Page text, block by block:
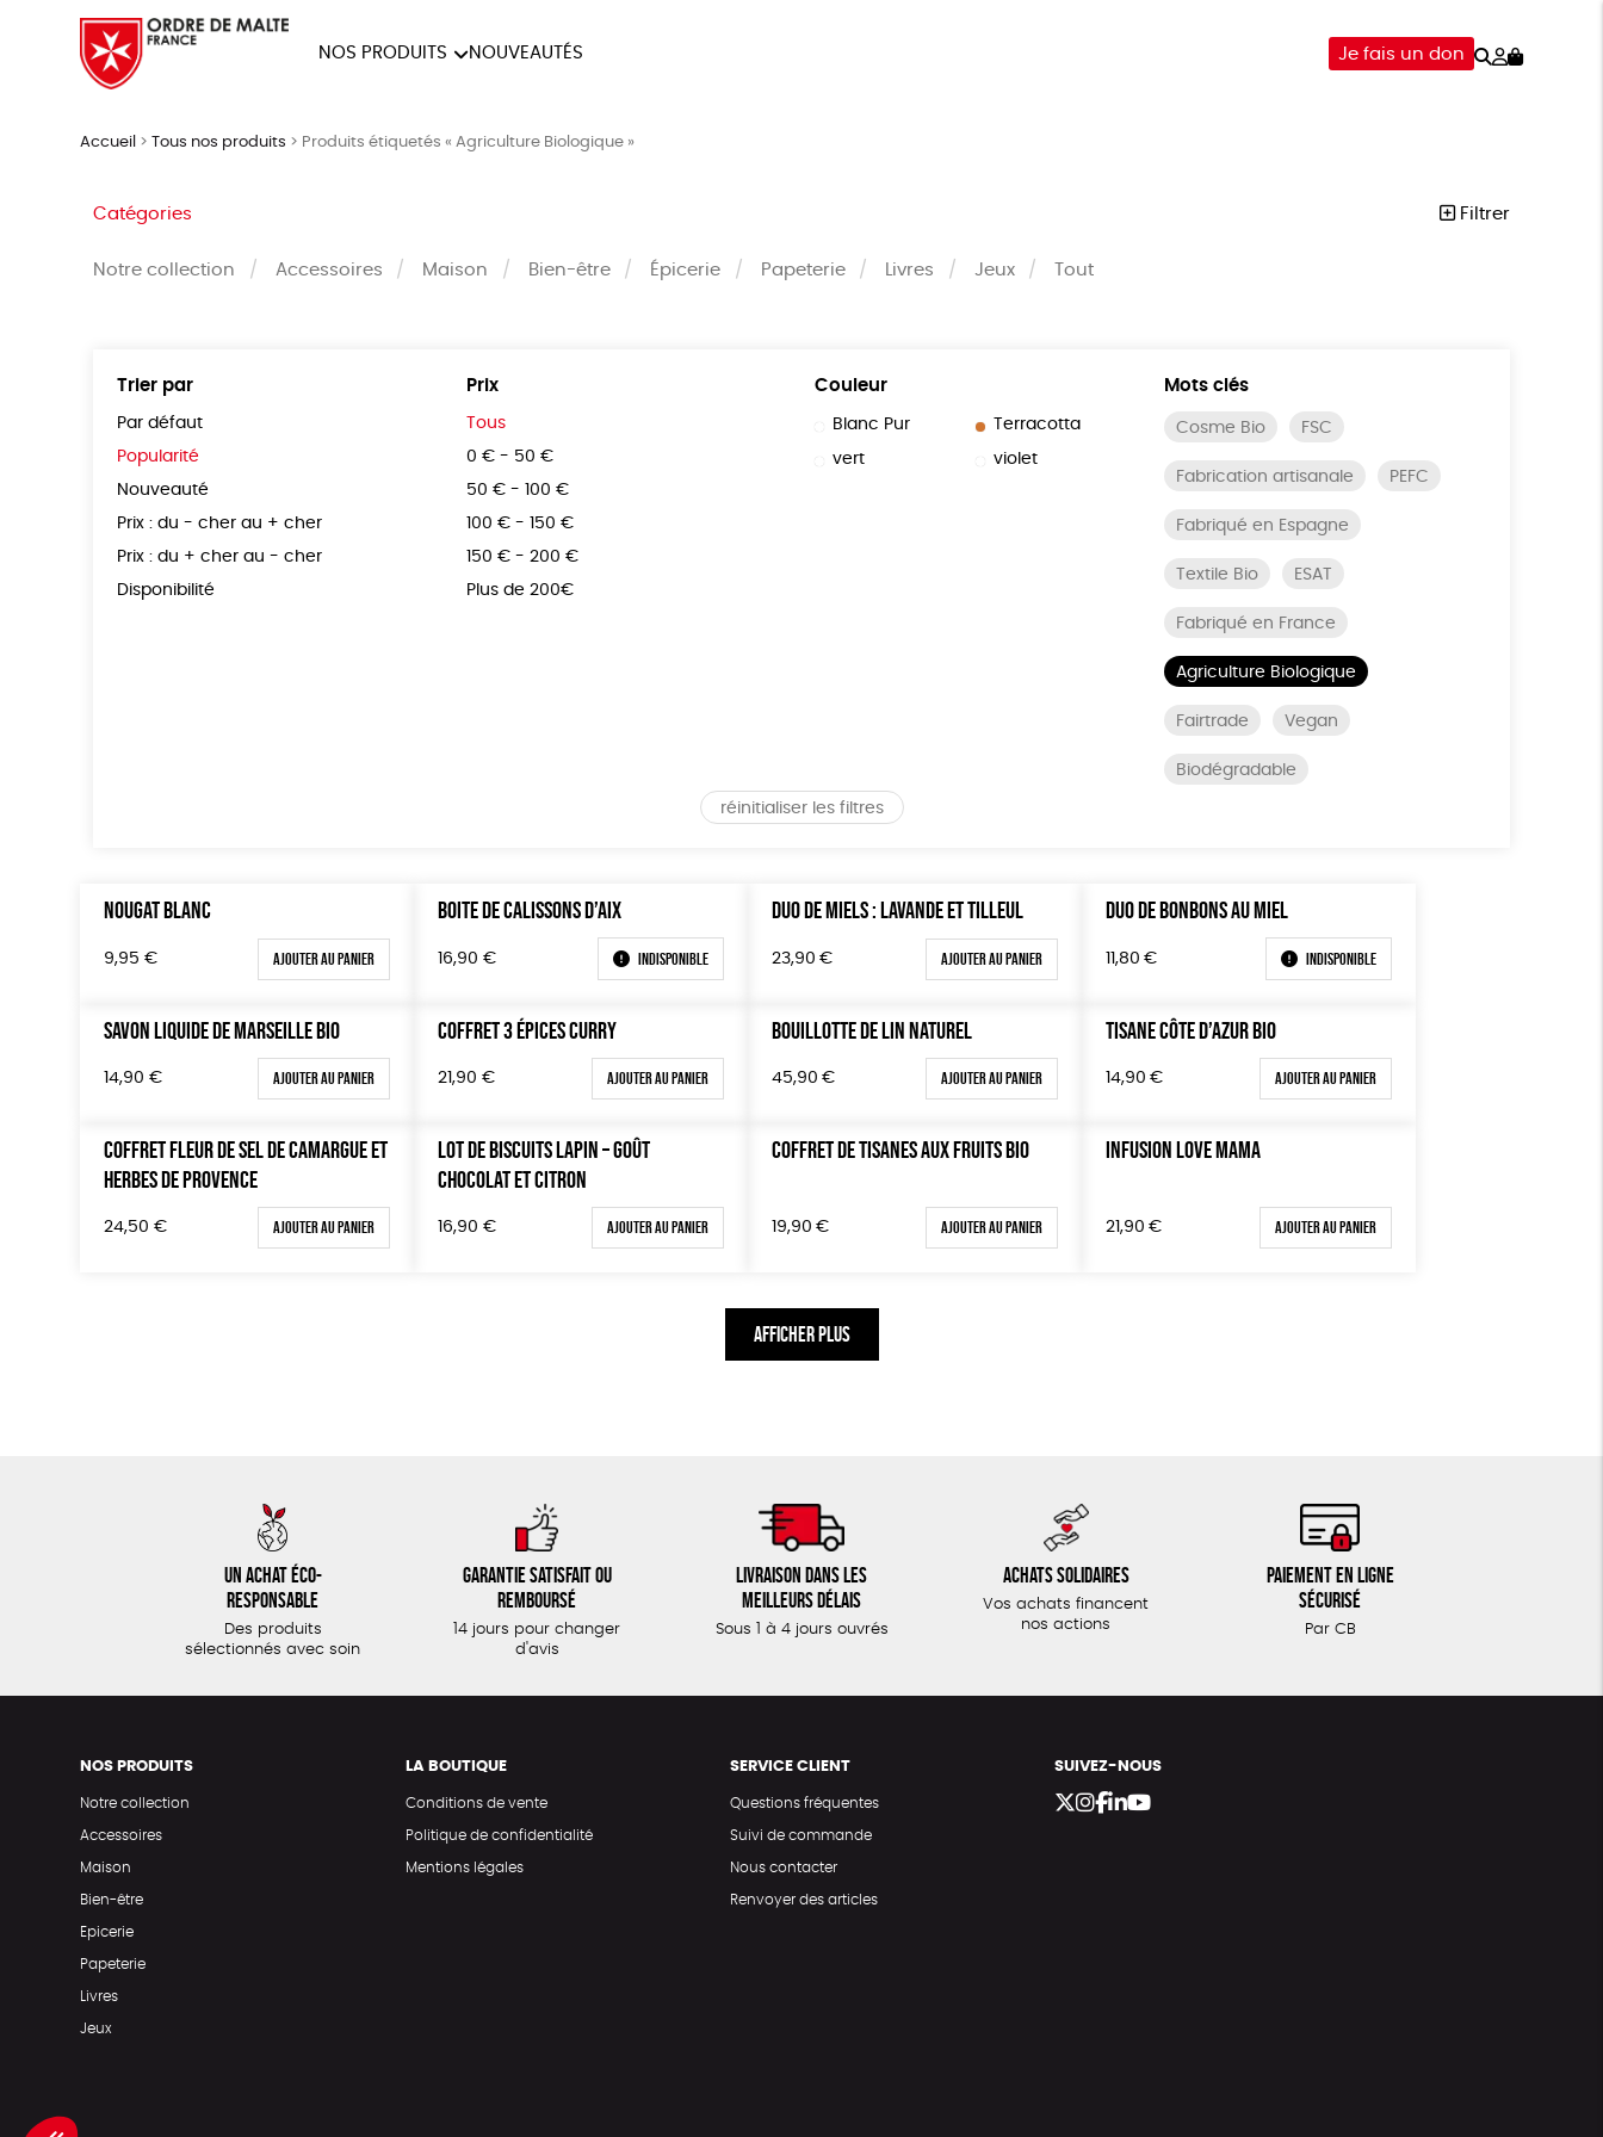
NOS PRODUITS NOUVEAUTÉS Je fais un don Rechercher
Mon
Accueil >Tous nos produits > Produits étiquetés « Agriculture Biologique »
Catégories Filtrer
Notre collection Accessoires Maison Bien-être Épicerie Papeterie Livres Jeux Tout
Trier par
Par défaut
Popularité
Nouveauté
Prix : du - cher au + cher
Prix : du + cher au - cher
Disponibilité
Prix
Tous
0 € - 50 €
50 € - 100 €
100 € - 150 €
150 € - 200 €
Plus de 200€
Couleur
Blanc Pur Terracotta
vert violet
Mots clés
Cosme Bio FSC
Fabrication artisanale PEFC
Fabriqué en Espagne
Textile Bio ESAT
Fabriqué en France
Agriculture Biologique
Fairtrade Vegan
Biodégradable
réinitialiser les filtres
NOUGAT BLANC
9,95 € Ajouter au panier
BOITE DE CALISSONS D’AIX
16,90 € Indisponible
DUO DE MIELS : LAVANDE ET TILLEUL
23,90 € Ajouter au panier
DUO DE BONBONS AU MIEL
11,80 € Indisponible
SAVON LIQUIDE DE MARSEILLE BIO
14,90 € Ajouter au panier
COFFRET 3 ÉPICES CURRY
21,90 € Ajouter au panier
BOUILLOTTE DE LIN NATUREL
45,90 € Ajouter au panier
TISANE CÔTE D’AZUR BIO
14,90 € Ajouter au panier
COFFRET FLEUR DE SEL DE CAMARGUE ET
HERBES DE PROVENCE
24,50 € Ajouter au panier
LOT DE BISCUITS LAPIN – GOÛT
CHOCOLAT ET CITRON
16,90 € Ajouter au panier
COFFRET DE TISANES AUX FRUITS BIO
19,90 € Ajouter au panier
INFUSION LOVE MAMA
21,90 € Ajouter au panier
AFFICHER PLUS
Un achat éco-
responsable
Des produits
sélectionnés avec soin
Garantie satisfait ou
remboursé
14 jours pour changer
d'avis
Livraison dans les
meilleurs délais
Sous 1 à 4 jours ouvrés
Achats solidaires
Vos achats financent
nos actions
Paiement en ligne
sécurisé
Par CB
NOS PRODUITS
Notre collection
Accessoires
Maison
Bien-être
Epicerie
Papeterie
Livres
Jeux
LA BOUTIQUE
Conditions de vente
Politique de confidentialité
Mentions légales
SERVICE CLIENT
Questions fréquentes
Suivi de commande
Nous contacter
Renvoyer des articles
SUIVEZ-NOUS